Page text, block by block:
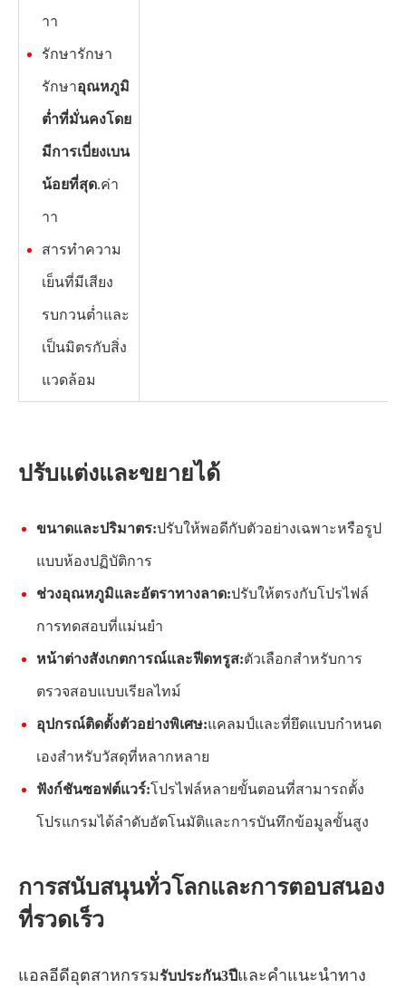
าา
รักษารักษา
รักษาอุณหภูมิ
ต่ำที่มั่นคงโดย
มีการเบี่ยงเบน
น้อยที่สุด.ค่า
าา
สารทำความ
เย็นที่มีเสียง
รบกวนต่ำและ
เป็นมิตรกับสิ่ง
แวดล้อม
ปรับแต่งและขยายได้
ขนาดและปริมาตร:ปรับให้พอดีกับตัวอย่างเฉพาะหรือรูป
แบบห้องปฏิบัติการ
ช่วงอุณหภูมิและอัตราทางลาด:ปรับให้ตรงกับโปรไฟล์
การทดสอบที่แม่นยำ
หน้าต่างสังเกตการณ์และฟีดทรูส:ตัวเลือกสำหรับการ
ตรวจสอบแบบเรียลไทม์
อุปกรณ์ติดตั้งตัวอย่างพิเศษ:แคลมป์และที่ยึดแบบกำหนด
เองสำหรับวัสดุที่หลากหลาย
ฟังก์ชันซอฟต์แวร์:โปรไฟล์หลายขั้นตอนที่สามารถตั้ง
โปรแกรมได้ลำดับอัตโนมัติและการบันทึกข้อมูลขั้นสูง
การสนับสนุนทั่วโลกและการตอบสนอง
ที่รวดเร็ว
แอลอีดีอุตสาหกรรมรับประกัน3ปีและคำแนะนำทาง